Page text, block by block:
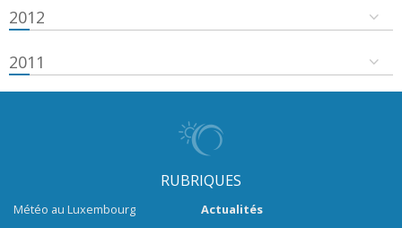
2012
2011
RUBRIQUES
Météo au Luxembourg
Actualités